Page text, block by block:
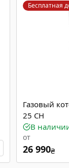
Бесплатная
Газовый
25 СН
В
от
26 990₴